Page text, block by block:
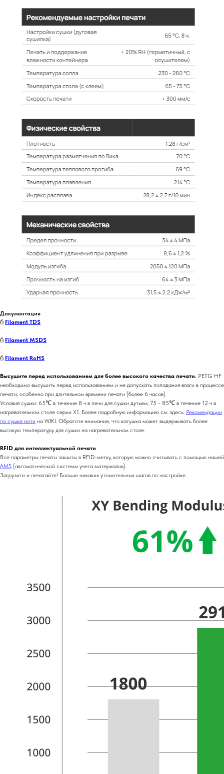
Документация
⎙ Filament TDS
⎙ Filament MSDS
⎙ Filament RoHS
Высушите перед использованием для более высокого качества печати. ​​PETG HF
необходимо высушить перед использованием и не допускать попадания влаги в процессе
печати, особенно при длительном времени печати (более 6 часов).
Условия сушки: 65℃ в течение 8 ч в печи для сушки дутьем; 75 - 85℃ в течение 12 ч в
нагревательном столе серии X1. Более подробную информацию см. здесь: Рекомендации
по сушке нити на WIKI. Обратите внимание, что катушка может выдерживать более
высокую температуру для сушки на нагревательном столе.
RFID для интеллектуальной печати
Все параметры печати зашиты в RFID-метку, которую можно считывать с помощью нашей
AMS (автоматической системы учета материалов).
Загрузите и печатайте! Больше никаких утомительных шагов по настройке.